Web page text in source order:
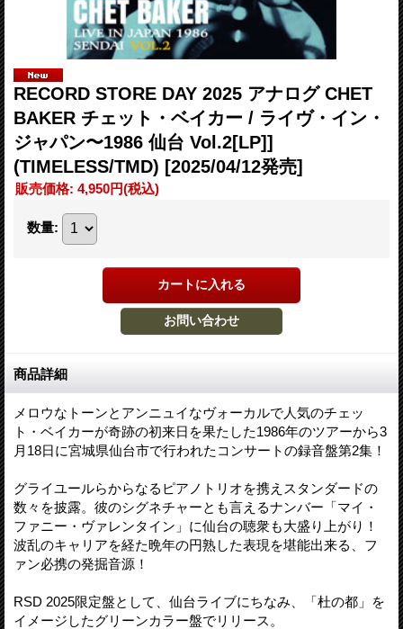
RECORD STORE DAY 2025 アナログ CHET
BAKER チェット・ベイカー / ライヴ・イン・
ジャパン〜1986 仙台 Vol.2[LP]]
(TIMELESS/TMD) [2025/04/12発売]
販売価格: 4,950円(税込)
数量:
商品詳細
メロウなトーンとアンニュイなヴォーカルで人気のチェッ
ト・ベイカーが奇跡の初来日を果たした1986年のツアーから3
月18日に宮城県仙台市で行われたコンサートの録音盤第2集！
グライユールらからなるピアノトリオを携えスタンダードの
数々を披露。彼のシグネチャーとも言えるナンバー「マイ・
ファニー・ヴァレンタイン」に仙台の聴衆も大盛り上がり！
波乱のキャリアを経た晩年の円熟した表現を堪能出来る、フ
ァン必携の発掘音源！
RSD 2025限定盤として、仙台ライブにちなみ、「杜の都」を
イメージしたグリーンカラー盤でリリース。